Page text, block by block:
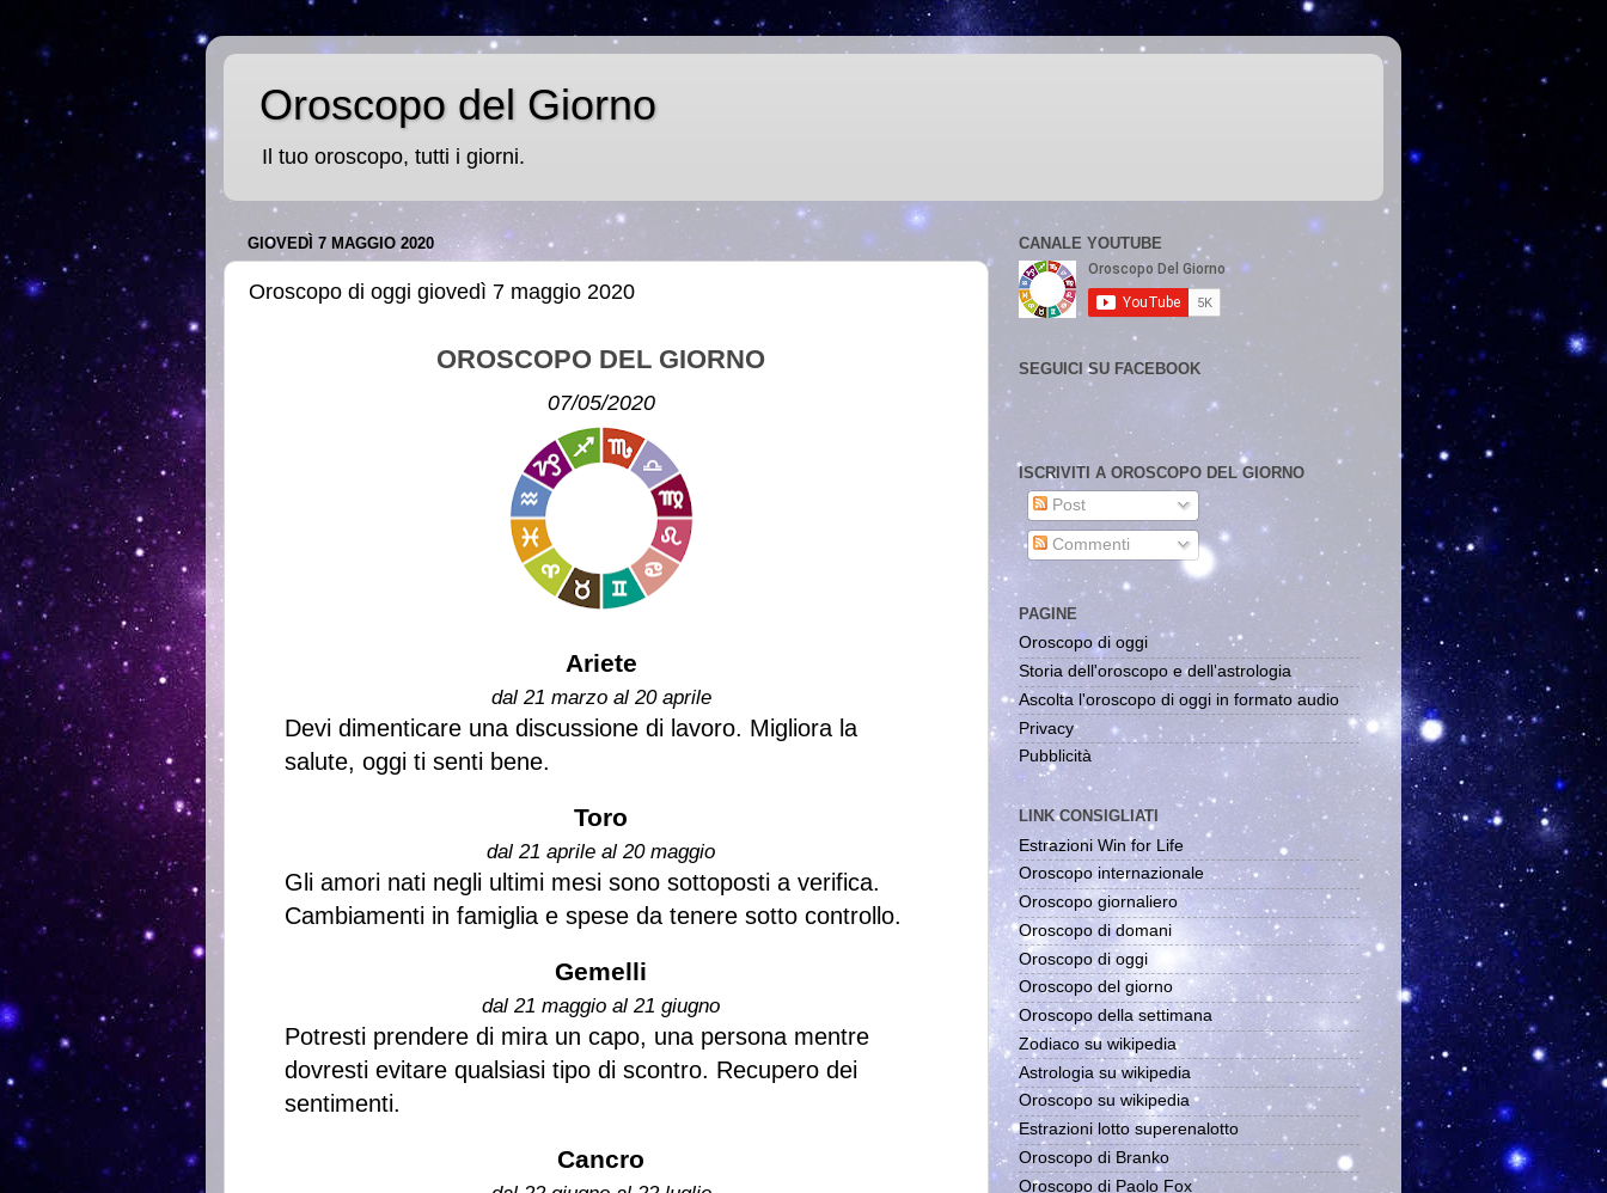
Oroscopo del Giorno
Il tuo oroscopo, tutti i giorni.
GIOVEDÌ 7 MAGGIO 2020
Oroscopo di oggi giovedì 7 maggio 2020
OROSCOPO DEL GIORNO
07/05/2020
Ariete
dal 21 marzo al 20 aprile
Devi dimenticare una discussione di lavoro. Migliora la
salute, oggi ti senti bene.
Toro
dal 21 aprile al 20 maggio
Gli amori nati negli ultimi mesi sono sottoposti a verifica.
Cambiamenti in famiglia e spese da tenere sotto controllo.
Gemelli
dal 21 maggio al 21 giugno
Potresti prendere di mira un capo, una persona mentre
dovresti evitare qualsiasi tipo di scontro. Recupero dei
sentimenti.
Cancro
CANALE YOUTUBE
SEGUICI SU FACEBOOK
ISCRIVITI A OROSCOPO DEL GIORNO
Post
Commenti
PAGINE
Oroscopo di oggi
Storia dell'oroscopo e dell'astrologia
Ascolta l'oroscopo di oggi in formato audio
Privacy
Pubblicità
LINK CONSIGLIATI
Estrazioni Win for Life
Oroscopo internazionale
Oroscopo giornaliero
Oroscopo di domani
Oroscopo di oggi
Oroscopo del giorno
Oroscopo della settimana
Zodiaco su wikipedia
Astrologia su wikipedia
Oroscopo su wikipedia
Estrazioni lotto superenalotto
Oroscopo di Branko
Oroscopo di Paolo Fox